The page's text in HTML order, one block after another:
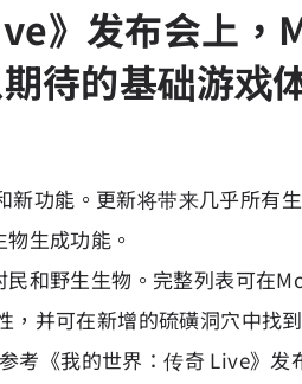
》发布会上
待的基础游戏
功能。更新将带来几乎所
生成功能。
和野生生物。完整列表可在
并可在新增的硫磺洞穴中找
《我的世界：传奇 Live》